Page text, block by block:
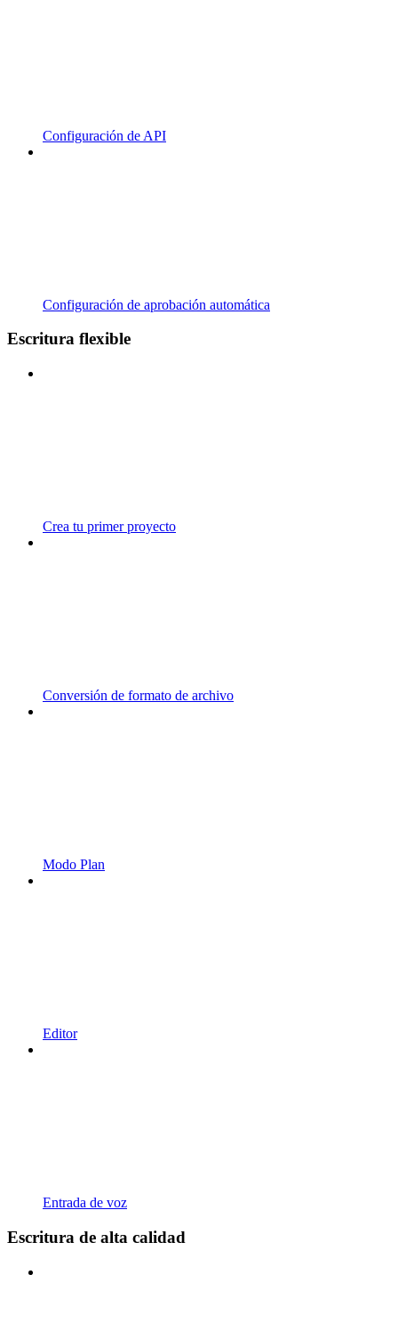
Configuración de API
Configuración de aprobación automática
Escritura flexible
Crea tu primer proyecto
Conversión de formato de archivo
Modo Plan
Editor
Entrada de voz
Escritura de alta calidad